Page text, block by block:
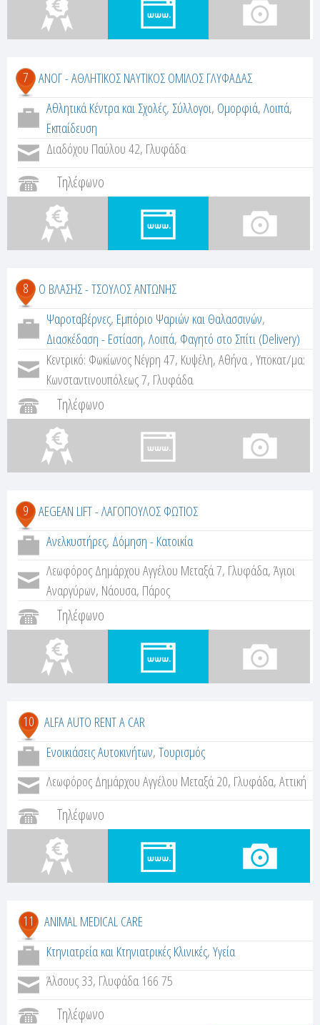
7 ΑΝΟΓ - ΑΘΛΗΤΙΚΟΣ ΝΑΥΤΙΚΟΣ ΟΜΙΛΟΣ ΓΛΥΦΑΔΑΣ
Αθλητικά Κέντρα και Σχολές, Σύλλογοι, Ομορφιά,Λοιπά,
Εκπαίδευση
Διαδόχου Παύλου 42, Γλυφάδα
Τηλέφωνο
8
Ο ΒΛΑΣΗΣ - ΤΣΟΥΛΟΣ ΑΝΤΩΝΗΣ
Ψαροταβέρνες, Εμπόριο Ψαριών και Θαλασσινών,
Διασκέδαση - Εστίαση,Λοιπά, Φαγητό στο Σπίτι (Delivery)
Κεντρικό: Φωκίωνος Νέγρη 47, Κυψέλη, Αθήνα , Υποκατ/μα:
Κωνσταντινουπόλεως 7, Γλυφάδα
Τηλέφωνο
9 AEGEAN LIFT - ΛΑΓΟΠΟΥΛΟΣ ΦΩΤΙΟΣ
Ανελκυστήρες, Δόμηση - Κατοικία
Λεωφόρος Δημάρχου Αγγέλου Μεταξά 7, Γλυφάδα, Άγιοι
Αναργύρων, Νάουσα, Πάρος
Τηλέφωνο
10 ALFA AUTO RENT A CAR
Ενοικιάσεις Αυτοκινήτων,Τουρισμός
Λεωφόρος Δημάρχου Αγγέλου Μεταξά 20, Γλυφάδα, Αττική
Τηλέφωνο
11
ANIMAL MEDICAL CARE
Κτηνιατρεία και Κτηνιατρικές Κλινικές,Υγεία
Άλσους 33, Γλυφάδα 166 75
Τηλέφωνο